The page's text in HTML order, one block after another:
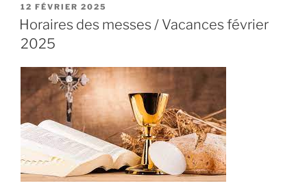
PUBLIÉ
LE
12 FÉVRIER 2025
Horaires des messes / Vacances février
2025